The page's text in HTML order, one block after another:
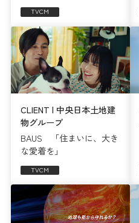
TVCM
CLIENT | 中央日本土地建
物グループ
BAUS 「住まいに、大き
な愛着を」
TVCM